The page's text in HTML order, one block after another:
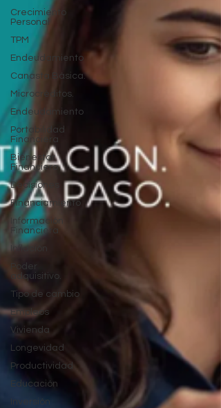
Crecimiento
Personal
TPM
Endeudamiento
Canasta Básica.
Microcréditos.
Endeudamiento
Portabilidad
Financiera
Bienestar
Financiero
Decisiones
Financiamiento
Información
Financiera
Inflación
Poder
adquisitivo.
Tipo de cambio
Empleos
Vivienda
Longevidad
Productividad
Educación
Inversión